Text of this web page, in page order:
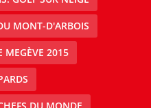
MONT-D'ARBOIS
MEGÈVE 2015
DU MONDE